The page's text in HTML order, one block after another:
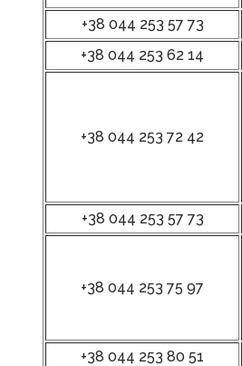
+38 044 253 57 73
+38 044 253 62 14
+38 044 253 72 42
+38 044 253 57 73
+38 044 253 75 97
+38 044 253 80 51